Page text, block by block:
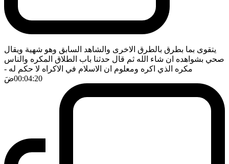
يتقوى بما بطرق بالطرق الاخرى والشاهد السابق وهو شهية ويقال
صحي بشواهده ان شاء الله ثم قال حدثنا باب الطلاق المكره والناس
مكره الذي اكره ومعلوم ان الاسلام في الاكراه لا حكم له -
00:04:20ضَ